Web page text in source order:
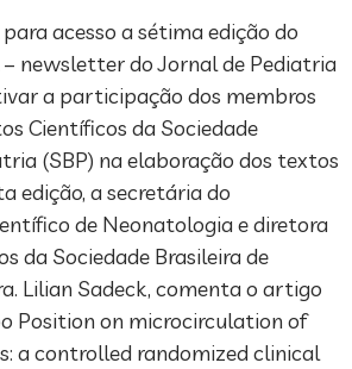
acesso a sétima edição do
newsletter do Jornal de Pediatria
a participação dos membros
Científicos da Sociedade
(SBP) na elaboração dos textos
edição, a secretária do
de Neonatologia e diretora
da Sociedade Brasileira de
Lilian Sadeck, comenta o artigo
Position on microcirculation of
a controlled randomized clinical